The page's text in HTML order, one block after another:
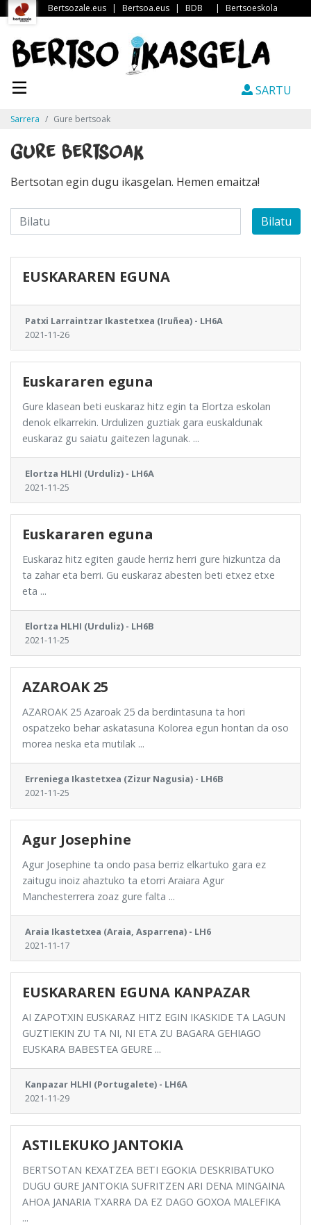
Bertsozale.eus | Bertsoa.eus | BDB | Bertsoeskola
SARTU
Sarrera Gure bertsoak
Gure bertsoak
Bertsotan egin dugu ikasgelan. Hemen emaitza!
Bilatu
EUSKARAREN EGUNA
Patxi Larraintzar Ikastetxea (Iruñea) - LH6A
2021-11-26
Euskararen eguna
Gure klasean beti euskaraz hitz egin ta Elortza eskolan
denok elkarrekin. Urdulizen guztiak gara euskaldunak
euskaraz gu saiatu gaitezen lagunak. ...
Elortza HLHI (Urduliz) - LH6A
2021-11-25
Euskararen eguna
Euskaraz hitz egiten gaude herriz herri gure hizkuntza da
ta zahar eta berri. Gu euskaraz abesten beti etxez etxe
eta ...
Elortza HLHI (Urduliz) - LH6B
2021-11-25
AZAROAK 25
AZAROAK 25 Azaroak 25 da berdintasuna ta hori
ospatzeko behar askatasuna Kolorea egun hontan da oso
morea neska eta mutilak ...
Erreniega Ikastetxea (Zizur Nagusia) - LH6B
2021-11-25
Agur Josephine
Agur Josephine ta ondo pasa berriz elkartuko gara ez
zaitugu inoiz ahaztuko ta etorri Araiara Agur
Manchesterrera zoaz gure falta ...
Araia Ikastetxea (Araia, Asparrena) - LH6
2021-11-17
EUSKARAREN EGUNA KANPAZAR
AI ZAPOTXIN EUSKARAZ HITZ EGIN IKASKIDE TA LAGUN
GUZTIEKIN ZU TA NI, NI ETA ZU BAGARA GEHIAGO
EUSKARA BABESTEA GEURE ...
Kanpazar HLHI (Portugalete) - LH6A
2021-11-29
ASTILEKUKO JANTOKIA
BERTSOTAN KEXATZEA BETI EGOKIA DESKRIBATUKO
DUGU GURE JANTOKIA SUFRITZEN ARI DENA MINGAINA
AHOA JANARIA TXARRA DA EZ DAGO GOXOA MALEFIKA
...